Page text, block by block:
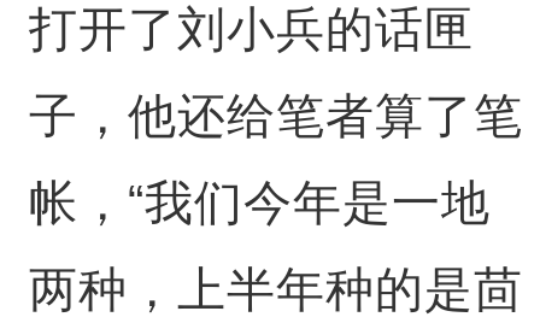
打开了刘小兵的话匣
子，他还给笔者算了笔
帐，“我们今年是一地
两种，上半年种的是茴